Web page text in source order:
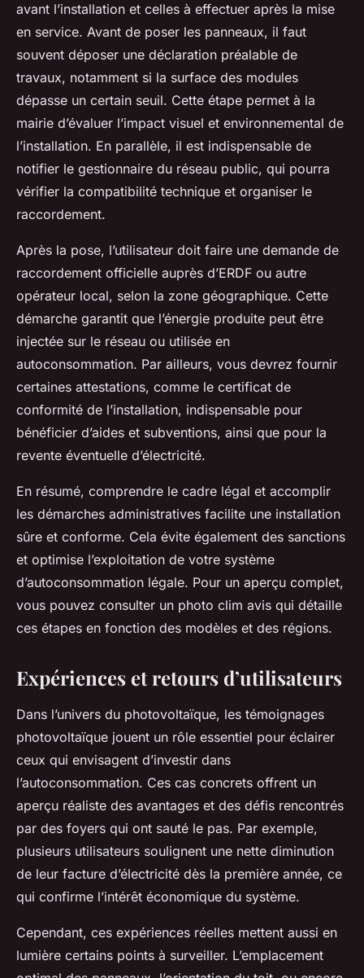
avant l’installation et celles à effectuer après la mise
en service. Avant de poser les panneaux, il faut
souvent déposer une déclaration préalable de
travaux, notamment si la surface des modules
dépasse un certain seuil. Cette étape permet à la
mairie d’évaluer l’impact visuel et environnemental de
l’installation. En parallèle, il est indispensable de
notifier le gestionnaire du réseau public, qui pourra
vérifier la compatibilité technique et organiser le
raccordement.
Après la pose, l’utilisateur doit faire une demande de
raccordement officielle auprès d’ERDF ou autre
opérateur local, selon la zone géographique. Cette
démarche garantit que l’énergie produite peut être
injectée sur le réseau ou utilisée en
autoconsommation. Par ailleurs, vous devrez fournir
certaines attestations, comme le certificat de
conformité de l’installation, indispensable pour
bénéficier d’aides et subventions, ainsi que pour la
revente éventuelle d’électricité.
En résumé, comprendre le cadre légal et accomplir
les démarches administratives facilite une installation
sûre et conforme. Cela évite également des sanctions
et optimise l’exploitation de votre système
d’autoconsommation légale. Pour un aperçu complet,
vous pouvez consulter un photo clim avis qui détaille
ces étapes en fonction des modèles et des régions.
Expériences et retours d’utilisateurs
Dans l’univers du photovoltaïque, les témoignages
photovoltaïque jouent un rôle essentiel pour éclairer
ceux qui envisagent d’investir dans
l’autoconsommation. Ces cas concrets offrent un
aperçu réaliste des avantages et des défis rencontrés
par des foyers qui ont sauté le pas. Par exemple,
plusieurs utilisateurs soulignent une nette diminution
de leur facture d’électricité dès la première année, ce
qui confirme l’intérêt économique du système.
Cependant, ces expériences réelles mettent aussi en
lumière certains points à surveiller. L’emplacement